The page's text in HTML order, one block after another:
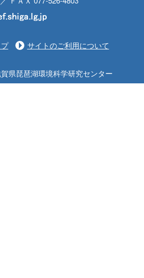
サイトのご利用について
県琵琶湖環境科学研究センター